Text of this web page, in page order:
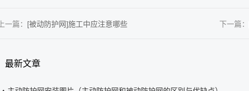
上一篇： [被动防护网]施工中应注意哪些 下一篇：
最新文章